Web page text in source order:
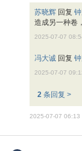
苏晓辉 回复
造成另一种卷
2025-07-07
冯大诚 回复
2025-07-07
2条回复 >
2025-07-07 06:13